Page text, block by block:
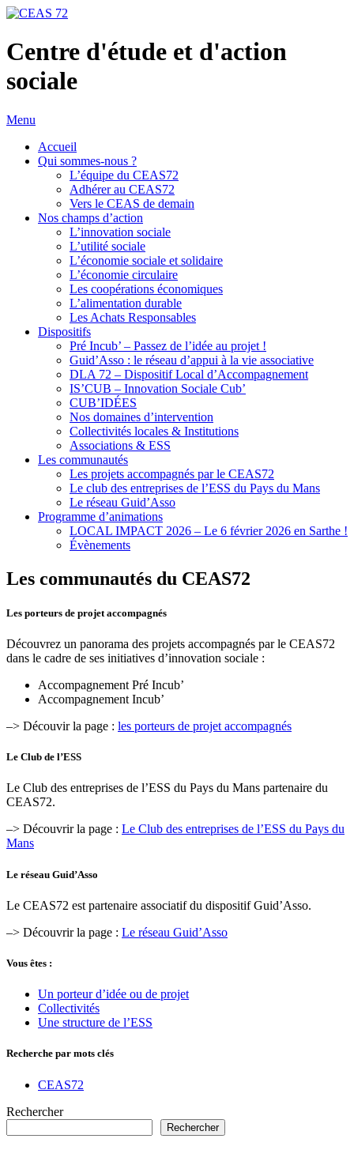
Centre d'étude et d'action
sociale
Menu
Accueil
Qui sommes-nous ?
L’équipe du CEAS72
Adhérer au CEAS72
Vers le CEAS de demain
Nos champs d’action
L’innovation sociale
L’utilité sociale
L’économie sociale et solidaire
L’économie circulaire
Les coopérations économiques
L’alimentation durable
Les Achats Responsables
Dispositifs
Pré Incub’ – Passez de l’idée au projet !
Guid’Asso : le réseau d’appui à la vie associative
DLA 72 – Dispositif Local d’Accompagnement
IS’CUB – Innovation Sociale Cub’
CUB’IDÉES
Nos domaines d’intervention
Collectivités locales & Institutions
Associations & ESS
Les communautés
Les projets accompagnés par le CEAS72
Le club des entreprises de l’ESS du Pays du Mans
Le réseau Guid’Asso
Programme d’animations
LOCAL IMPACT 2026 – Le 6 février 2026 en Sarthe !
Évènements
Les communautés du CEAS72
Les porteurs de projet accompagnés
Découvrez un panorama des projets accompagnés par le CEAS72
dans le cadre de ses initiatives d’innovation sociale :
Accompagnement Pré Incub’
Accompagnement Incub’
–> Découvir la page : les porteurs de projet accompagnés
Le Club de l’ESS
Le Club des entreprises de l’ESS du Pays du Mans partenaire du
CEAS72.
–> Découvrir la page : Le Club des entreprises de l’ESS du Pays du
Mans
Le réseau Guid’Asso
Le CEAS72 est partenaire associatif du dispositif Guid’Asso.
–> Découvrir la page : Le réseau Guid’Asso
Vous êtes :
Un porteur d’idée ou de projet
Collectivités
Une structure de l’ESS
Recherche par mots clés
CEAS72
Rechercher
Rechercher